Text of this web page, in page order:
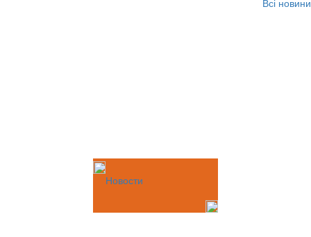
Всі новини
Новости